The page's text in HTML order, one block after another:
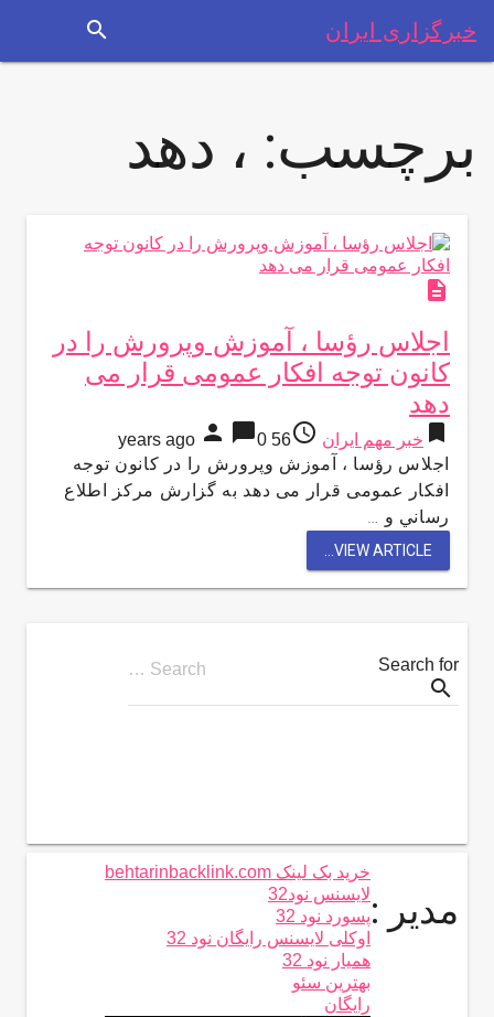
خبرگزاری ایران search
برچسب: ، دهد
description
اجلاس رؤسا ، آموزش وپرورش را در
کانون توجه افکار عمومی قرار می
دهد
bookmark خبر مهم ایران access_time
56 years ago
person chat_bubble0
اجلاس رؤسا ، آموزش وپرورش را در کانون توجه
افکار عمومی قرار می دهد به گزارش مركز اطلاع
رساني و …
VIEW ARTICLE...
Search for
Search …
search
مدیر :
خرید بک لینک behtarinbacklink.com
لایسنس نود32
پسورد نود 32
اوکلی لایسنس رایگان نود 32
همیار نود 32
بهترین سئو
رایگان